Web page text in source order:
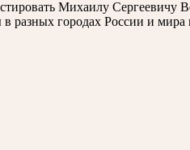
Михаилу Сергеевичу
в разных городах России и